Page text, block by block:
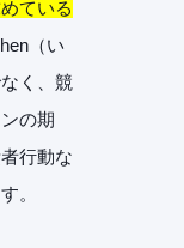
ている
（い
く、競
の期
行動な
。